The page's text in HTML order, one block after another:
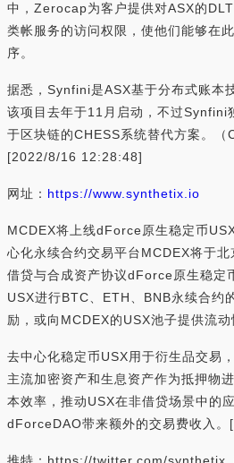
中，Zerocap为客户提供对ASX的
类帐服务的访问权限，使他们能够在
序。
据悉，Synfini是ASX基于分布式账本
该项目去年于11月启动，不过Synfini
于区块链的CHESS系统替代方案。（
[2022/8/16 12:28:48]
网址： https://www.synthetix.io
MCDEX将上线dForce原生稳定币
心化永续合约交易平台MCDEX将于
借贷与合成资产协议dForce原生稳定
USX进行BTC、ETH、BNB永续合约
励，或向MCDEX的USX池子提供流动
去中心化稳定币USX用于衍生品交易
主流加密资产和生息资产作为抵押物
本效率，推动USX在非借贷场景中的
dForceDAO带来额外的交易费收入